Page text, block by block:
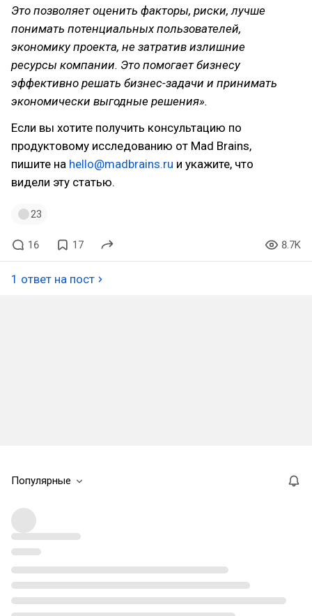
Это позволяет оценить факторы, риски, лучше
понимать потенциальных пользователей,
экономику проекта, не затратив излишние
ресурсы компании. Это помогает бизнесу
эффективно решать бизнес-задачи и принимать
экономически выгодные решения».
Если вы хотите получить консультацию по
продуктовому исследованию от Mad Brains,
пишите на hello@madbrains.ru и укажите, что
видели эту статью.
23
16 17 8.7K
1 ответ на пост
Популярные